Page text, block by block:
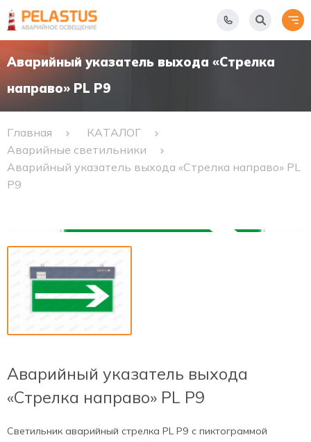
Аварийный указатель выхода «Стрелка
направо» PL P9
Главная
КАТАЛОГ
Аварийные светильники
Аварийный указатель выхода «Стрелка направо» PL
P9
Аварийный указатель выхода
«Стрелка направо» PL P9
Светильник аварийный стрелка PL P9 с пиктограммой